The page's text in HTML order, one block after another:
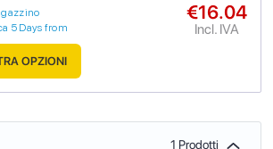
5 Days from
€16.04
Incl. IVA
OPZIONI
1 Prodotti